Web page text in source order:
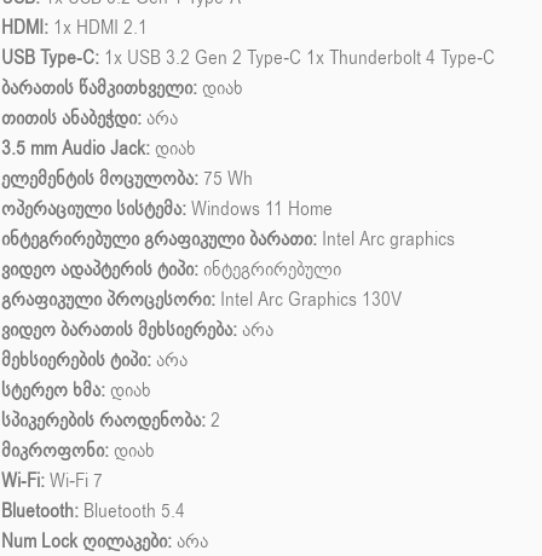
HDMI: 1x HDMI 2.1
USB Type-C: 1x USB 3.2 Gen 2 Type‑C 1x Thunderbolt 4 Type‑C
ბარათის წამკითხველი: დიახ
თითის ანაბეჭდი:არა
3.5 mm Audio Jack: დიახ
ელემენტის მოცულობა: 75 Wh
ოპერაციული სისტემა:Windows 11 Home
ინტეგრირებული გრაფიკული ბარათი: Intel Arc graphics
ვიდეო ადაპტერის ტიპი:ინტეგრირებული
გრაფიკული პროცესორი: Intel Arc Graphics 130V
ვიდეო ბარათის მეხსიერება:არა
მეხსიერების ტიპი:არა
სტერეო ხმა: დიახ
სპიკერების რაოდენობა:2
მიკროფონი: დიახ
Wi-Fi:Wi‑Fi 7
Bluetooth: Bluetooth 5.4
Num Lock ღილაკები:არა